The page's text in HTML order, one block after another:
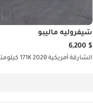
شيفروليه ماليبو
$ 6,200
الشارقة أمريكية2020171K كيلومتر